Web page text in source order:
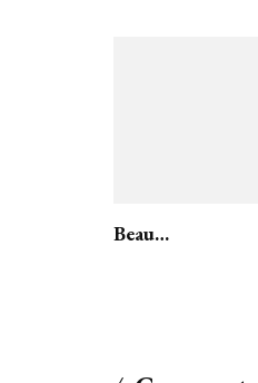
Beau…